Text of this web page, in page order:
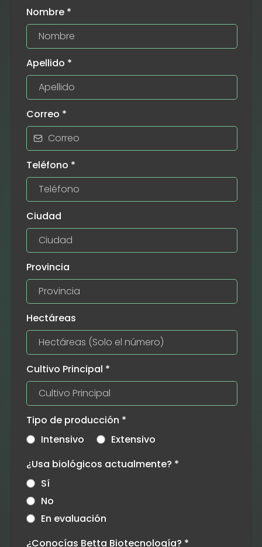
Nombre *
Apellido *
Correo *
Teléfono *
Ciudad
Provincia
Hectáreas
Cultivo Principal *
Tipo de producción *
Intensivo
Extensivo
¿Usa biológicos actualmente? *
Sí
No
En evaluación
¿Conocías Betta Biotecnología? *